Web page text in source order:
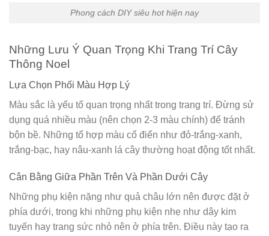
Phong cách DIY siêu hot hiện nay
Những Lưu Ý Quan Trọng Khi Trang Trí Cây
Thông Noel
Lựa Chọn Phối Màu Hợp Lý
Màu sắc là yếu tố quan trọng nhất trong trang trí. Đừng sử
dụng quá nhiều màu (nên chọn 2-3 màu chính) để tránh
bộn bề. Những tổ hợp màu cổ điển như đỏ-trắng-xanh,
trắng-bạc, hay nâu-xanh lá cây thường hoạt động tốt nhất.
Cân Bằng Giữa Phần Trên Và Phần Dưới Cây
Những phụ kiện nặng như quả châu lớn nên được đặt ở
phía dưới, trong khi những phụ kiện nhẹ như dây kim
tuyến hay trang sức nhỏ nên ở phía trên. Điều này tạo ra